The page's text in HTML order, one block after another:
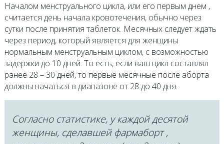
Началом менструального цикла, или его первым днем ,
считается день начала кровотечения, обычно через
сутки после принятия таблеток. Месячных следует ждать
через период, который является для женщины
нормальным менструальным циклом, с возможностью
задержки до 10 дней. То есть, если ваш цикл составлял
ранее 28 – 30 дней, то первые месячные после аборта
должны начаться в диапазоне от 28 до 40 дня.
Согласно статистике, у каждой десятой
женщины, сделавшей фармаборт ,